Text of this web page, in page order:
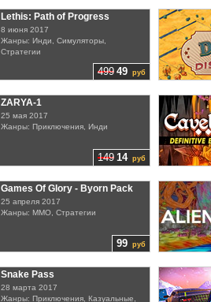
499 49 руб
Lethis: Path of Progress
8 июня 2017
Жанры: Инди, Симуляторы,
Стратегии
149 14руб
ZARYA-1
25 мая 2017
Жанры: Приключения, Инди
99 руб
Games Of Glory - Byorn Pack
25 апреля 2017
Жанры: MMO, Стратегии
Snake Pass
28 марта 2017
Жанры: Приключения, Казуальные,